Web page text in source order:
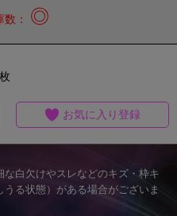
数： ◎
枚
お気に入り登録
白欠けやスレなどのキズ・枠キ
る状態）がある場合がございま